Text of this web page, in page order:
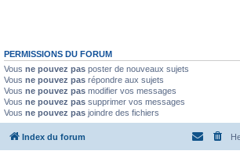
PERMISSIONS DU FORUM
Vous ne pouvez pas poster de nouveaux sujets
Vous ne pouvez pas répondre aux sujets
Vous ne pouvez pas modifier vos messages
Vous ne pouvez pas supprimer vos messages
Vous ne pouvez pas joindre des fichiers
Index du forum